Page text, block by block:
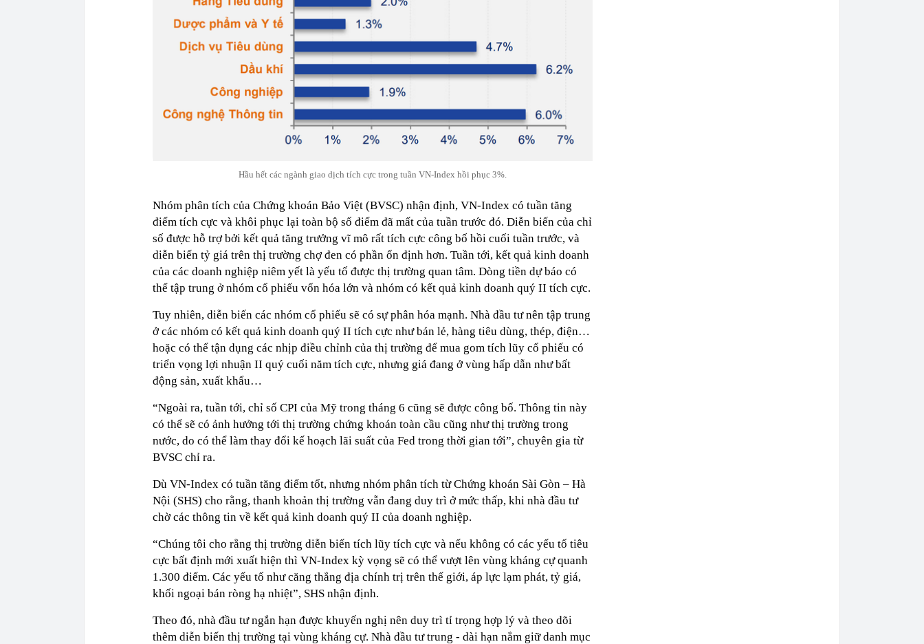
Hầu hết các ngành giao dịch tích cực trong tuần VN-Index hồi phục 3%.
Nhóm phân tích của Chứng khoán Bảo Việt (BVSC) nhận định, VN-Index có tuần tăng
điểm tích cực và khôi phục lại toàn bộ số điểm đã mất của tuần trước đó. Diễn biến của chỉ
số được hỗ trợ bởi kết quả tăng trưởng vĩ mô rất tích cực công bố hồi cuối tuần trước, và
diễn biến tỷ giá trên thị trường chợ đen có phần ổn định hơn. Tuần tới, kết quả kinh doanh
của các doanh nghiệp niêm yết là yếu tố được thị trường quan tâm. Dòng tiền dự báo có
thể tập trung ở nhóm cổ phiếu vốn hóa lớn và nhóm có kết quả kinh doanh quý II tích cực.
Tuy nhiên, diễn biến các nhóm cổ phiếu sẽ có sự phân hóa mạnh. Nhà đầu tư nên tập trung
ở các nhóm có kết quả kinh doanh quý II tích cực như bán lẻ, hàng tiêu dùng, thép, điện…
hoặc có thể tận dụng các nhịp điều chỉnh của thị trường để mua gom tích lũy cổ phiếu có
triển vọng lợi nhuận II quý cuối năm tích cực, nhưng giá đang ở vùng hấp dẫn như bất
động sản, xuất khẩu…
“Ngoài ra, tuần tới, chỉ số CPI của Mỹ trong tháng 6 cũng sẽ được công bố. Thông tin này
có thể sẽ có ảnh hưởng tới thị trường chứng khoán toàn cầu cũng như thị trường trong
nước, do có thể làm thay đổi kế hoạch lãi suất của Fed trong thời gian tới”, chuyên gia từ
BVSC chỉ ra.
Dù VN-Index có tuần tăng điểm tốt, nhưng nhóm phân tích từ Chứng khoán Sài Gòn – Hà
Nội (SHS) cho rằng, thanh khoản thị trường vẫn đang duy trì ở mức thấp, khi nhà đầu tư
chờ các thông tin về kết quả kinh doanh quý II của doanh nghiệp.
“Chúng tôi cho rằng thị trường diễn biến tích lũy tích cực và nếu không có các yếu tố tiêu
cực bất định mới xuất hiện thì VN-Index kỳ vọng sẽ có thể vượt lên vùng kháng cự quanh
1.300 điểm. Các yếu tố như căng thẳng địa chính trị trên thế giới, áp lực lạm phát, tỷ giá,
khối ngoại bán ròng hạ nhiệt”, SHS nhận định.
Theo đó, nhà đầu tư ngắn hạn được khuyến nghị nên duy trì tỉ trọng hợp lý và theo dõi
thêm diễn biến thị trường tại vùng kháng cự. Nhà đầu tư trung - dài hạn nắm giữ danh mục